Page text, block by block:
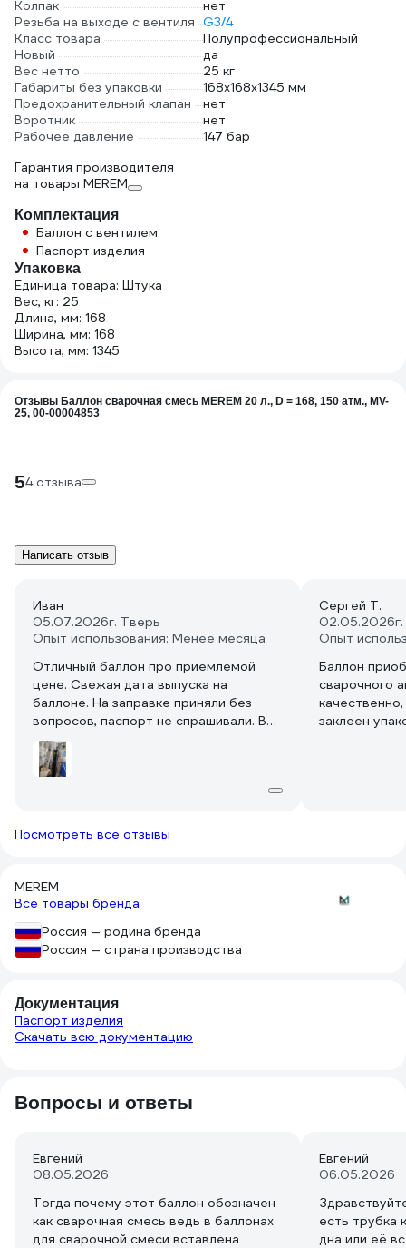
Колпак
нет
Резьба на выходе с вентиля G3/4
Класс товара
Полупрофессиональный
Новый
да
Вес нетто
25 кг
Габариты без упаковки
168x168x1345 мм
Предохранительный клапан
нет
Воротник
нет
Рабочее давление
147 бар
Гарантия производителя
на товары MEREM
Комплектация
Баллон с вентилем
Паспорт изделия
Упаковка
Единица товара: Штука
Вес, кг: 25
Длина, мм: 168
Ширина, мм: 168
Высота, мм: 1345
Отзывы Баллон сварочная смесь MEREM 20 л., D = 168, 150 атм., MV-
25, 00-00004853
54 отзыва
Написать отзыв
Иван
05.07.2026г. Тверь
Опыт использования: Менее месяца
Отличный баллон про приемлемой
цене. Свежая дата выпуска на
баллоне. На заправке приняли без
вопросов, паспорт не спрашивали. В
моем городе (Тверь) в двух
организациях по заправке баллонов
новые стоят дороже. Вес
оптимальный, пустой весит около 25
вес стал 30кг (по давлению закачали
прекрасно помещается на заднем
сиденье. 10 литров было бы
откровенно мало.
Сергей Т.
02.05.2026
Опыт
Баллон
сварочного
заклеен
Посмотреть все отзывы
MEREM
Все товары бренда
Россия — родина бренда
Россия — страна производства
Документация
Паспорт изделия
Скачать всю документацию
Вопросы и ответы
Евгений
08.05.2026
Тогда почему этот баллон обозначен
как сварочная смесь ведь в баллонах
для сварочной смеси вставлена
Евгений
06.05.2026
есть трубка
дна или её